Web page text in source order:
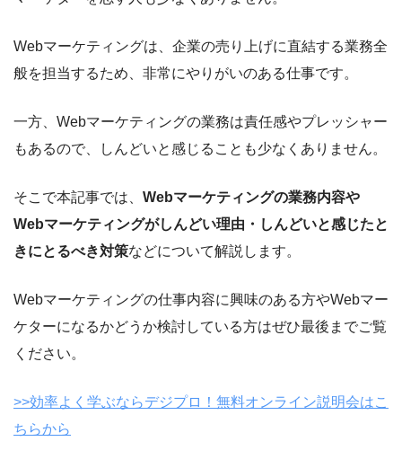
Webマーケティングは、企業の売り上げに直結する業務全
般を担当するため、非常にやりがいのある仕事です。
一方、Webマーケティングの業務は責任感やプレッシャー
もあるので、しんどいと感じることも少なくありません。
そこで本記事では、 Webマーケティングの業務内容や
Webマーケティングがしんどい理由・しんどいと感じたと
きにとるべき対策などについて解説します。
Webマーケティングの仕事内容に興味のある方やWebマー
ケターになるかどうか検討している方はぜひ最後までご覧
ください。
>>効率よく学ぶならデジプロ！無料オンライン説明会はこ
ちらから